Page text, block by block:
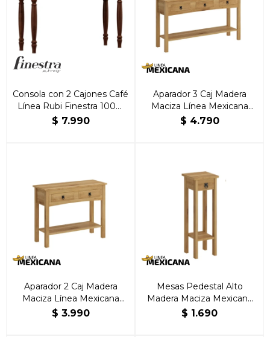
Consola con 2 Cajones Café
Línea Rubi Finestra 100%
Madera Maciza
$ 7.990
Aparador 3 Caj Madera
Maciza Línea Mexicana
Natural
$ 4.790
Aparador 2 Caj Madera
Maciza Línea Mexicana
Natural
$ 3.990
Mesas Pedestal Alto
Madera Maciza Mexicana
Natural
$ 1.690